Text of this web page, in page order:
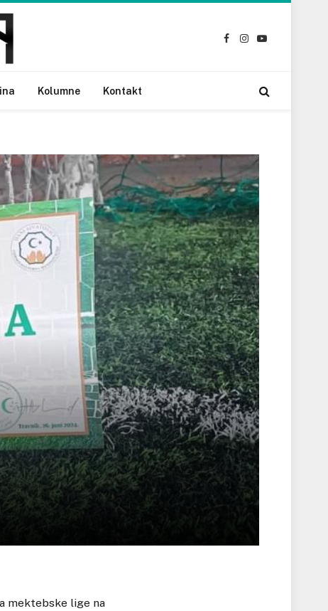
Facebook
Instagram
YouTube
Kolumne Kontakt
mektebske lige na